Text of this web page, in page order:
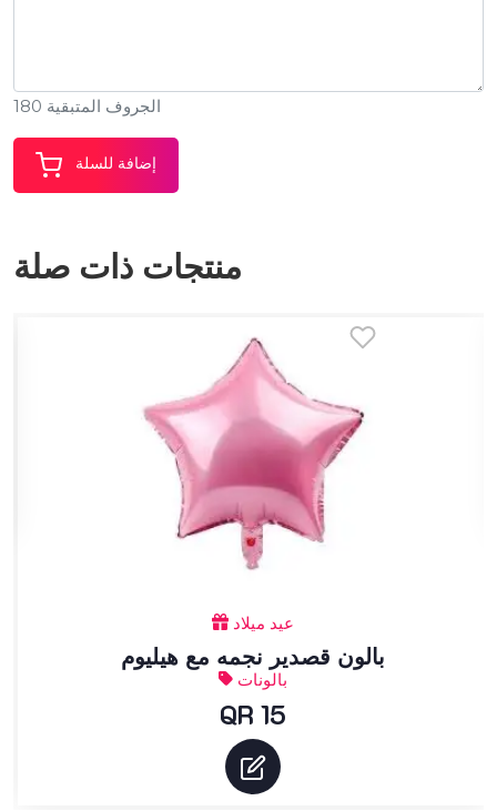
الجروف المتبقية 180
إضافة للسلة
منتجات ذات صلة
عيد ميلاد
بالون قصدير نجمه مع هيليوم
بالونات
QR 15